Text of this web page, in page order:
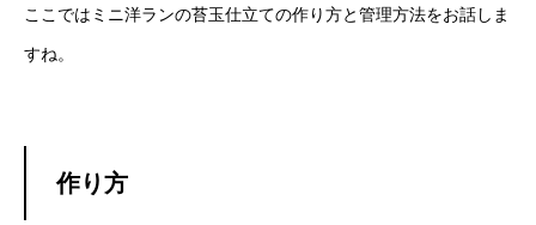
ここではミニ洋ランの苔玉仕立ての作り方と管理方法をお話しま
すね。
作り方